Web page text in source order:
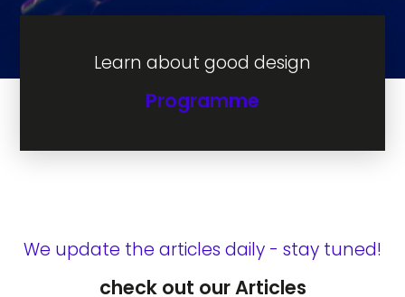
Learn about good design
Programme
We update the articles daily - stay tuned!
check out our Articles